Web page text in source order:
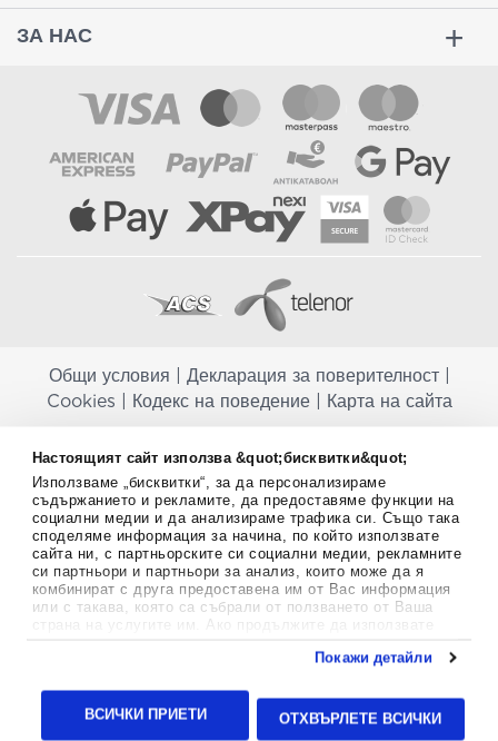
Настоящият сайт използва &quot;бисквитки&quot;
Използваме „бисквитки“, за да персонализираме
съдържанието и рекламите, да предоставяме функции на
социални медии и да анализираме трафика си. Също така
споделяме информация за начина, по който използвате
сайта ни, с партньорските си социални медии, рекламните
си партньори и партньори за анализ, които може да я
комбинират с друга предоставена им от Вас информация
или с такава, която са събрали от ползването от Ваша
страна на услугите им. Ако продължите да използвате
тук.
Покажи детайли
ВСИЧКИ ПРИЕТИ ОТХВЪРЛЕТЕ ВСИЧКИ
ЗА НАС
Общи условия Декларация за поверителност|
Cookies
Кодекс на поведение| Карта на сайта
заместват балансираната диета и не са предназначени за
профилактика, лечение или лечение на човешки заболявания.
Консултирайте се с Вашия лекар, ако сте бременна, кърмите,
приемате лекарства или имате някакви здравословни проблеми,
преди да използвате някаква хранителна добавка. Непрекъснато се
стремим да ви предоставяме точна и валидна информация. Ако
имате някакви въпроси или коментари относно тях, моля свържете
се с нас.
Aptekapromahon.com eBusinessTeam • Website by
24lc.gr